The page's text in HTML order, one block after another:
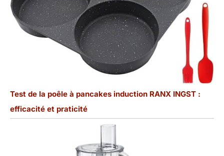
Test de la poêle à pancakes induction RANX INGST :
efficacité et praticité